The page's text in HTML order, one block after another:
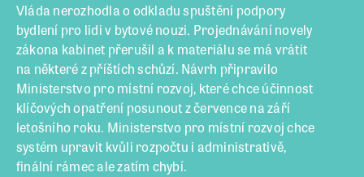
Vláda nerozhodla o odkladu spuštění podpory
bydlení pro lidi v bytové nouzi. Projednávání novely
zákona kabinet přerušil a k materiálu se má vrátit
na některé z příštích schůzí. Návrh připravilo
Ministerstvo pro místní rozvoj, které chce účinnost
klíčových opatření posunout z července na září
letošního roku. Ministerstvo pro místní rozvoj chce
systém upravit kvůli rozpočtu i administrativě,
finální rámec ale zatím chybí.